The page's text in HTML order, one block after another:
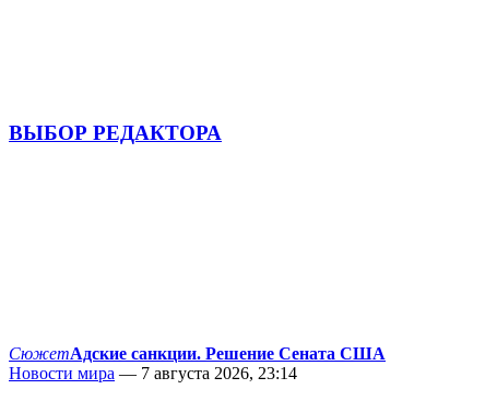
ВЫБОР РЕДАКТОРА
СюжетАдские санкции. Решение Сената США
Новости мира — 7 августа 2026, 23:14